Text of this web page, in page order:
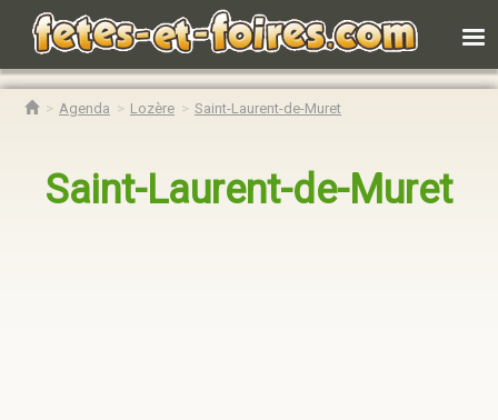
Agenda Lozère Saint-Laurent-de-Muret
Saint-Laurent-de-Muret